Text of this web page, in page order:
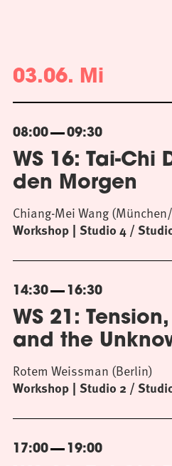
03.06. Mi
08:00 09:30
WS 16: Tai-Chi
den Morgen
Workshop Studio 4 /
Chiang-Mei Wang
14:30 16:30
WS 21:
and the
Workshop Studio 2 /
Rotem Weissman (Berlin)
17:00 19:00